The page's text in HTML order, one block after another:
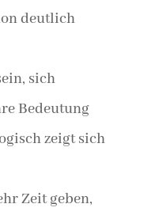
deutlich
sich
Bedeutung
zeigt sich
Zeit geben,